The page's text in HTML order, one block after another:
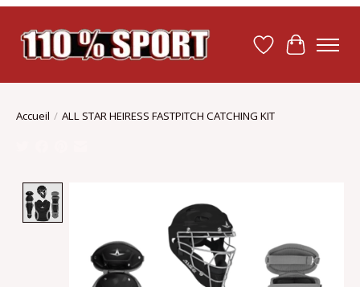
Liste dePanier
Accueil / ALL STAR HEIRESS FASTPITCH CATCHING KIT